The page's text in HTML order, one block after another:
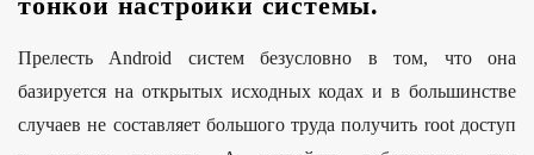
Прелесть Android систем безусловно в том, что она
базируется на открытых исходных кодах и в большинстве
случаев не составляет большого труда получить root доступ